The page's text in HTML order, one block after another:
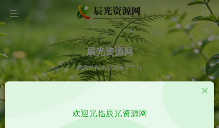
辰光资源网
优质的网络资源分享平台
欢迎光临辰光资源网